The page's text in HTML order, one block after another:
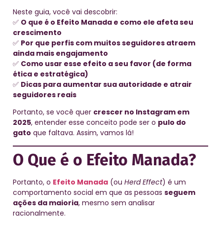
Neste guia, você vai descobrir:
✅ O que é o Efeito Manada e como ele afeta seu
crescimento
✅ Por que perfis com muitos seguidores atraem
ainda mais engajamento
✅ Como usar esse efeito a seu favor (de forma
ética e estratégica)
✅ Dicas para aumentar sua autoridade e atrair
seguidores reais
Portanto, se você quer crescer no Instagram em
2025, entender esse conceito pode ser o pulo do
gato que faltava. Assim, vamos lá!
O Que é o Efeito Manada?
Portanto, o Efeito Manada (ou Herd Effect) é um
comportamento social em que as pessoas seguem
ações da maioria, mesmo sem analisar
racionalmente.